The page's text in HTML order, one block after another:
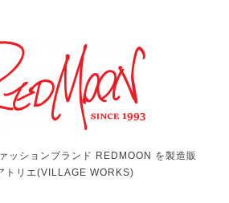
ッションブランド REDMOON を製造販
トリエ(VILLAGE WORKS)